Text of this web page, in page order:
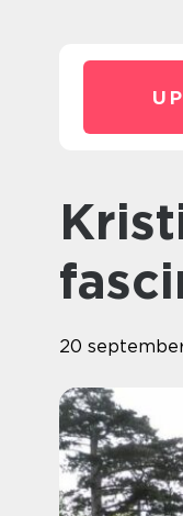
Kristianstad Upptäck stadens
20